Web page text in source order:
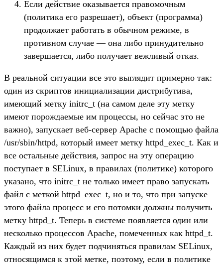
Если действие оказывается правомочным
(политика его разрешает), объект (программа)
продолжает работать в обычном режиме, в
противном случае — она либо принудительно
завершается, либо получает вежливый отказ.
В реальной ситуации все это выглядит примерно так:
один из скриптов инициализации дистрибутива,
имеющий метку initrc_t (на самом деле эту метку
имеют порождаемые им процессы, но сейчас это не
важно), запускает веб-сервер Apache с помощью файла
/usr/sbin/httpd, который имеет метку httpd_exec_t. Как и
все остальные действия, запрос на эту операцию
поступает в SELinux, в правилах (политике) которого
указано, что initrc_t не только имеет право запускать
файл с меткой httpd_exec_t, но и то, что при запуске
этого файла процесс и его потомки должны получить
метку httpd_t. Теперь в системе появляется один или
несколько процессов Apache, помеченных как httpd_t.
Каждый из них будет подчиняться правилам SELinux,
относящимся к этой метке, поэтому, если в политике